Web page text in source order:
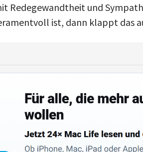
Redegewandtheit und
ist, dann klappt das